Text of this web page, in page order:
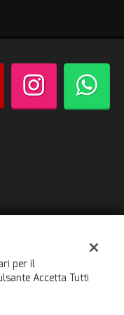
per il
Accetta Tutti